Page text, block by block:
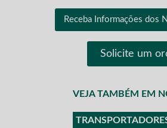
Receba Informações dos
Solicite um
VEJA TAMBÉM EM